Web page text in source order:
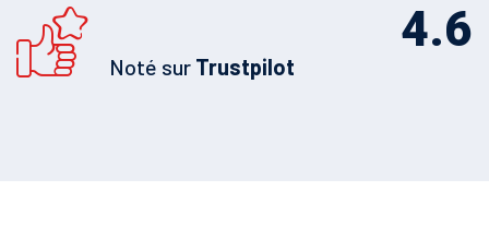
4.6
Noté sur Trustpilot